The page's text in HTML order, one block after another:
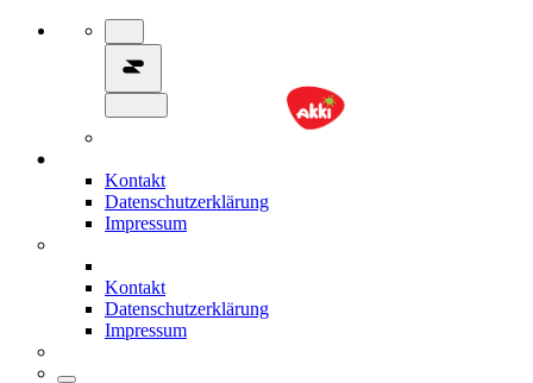
Kontakt
Datenschutzerklärung
Impressum
Kontakt
Datenschutzerklärung
Impressum